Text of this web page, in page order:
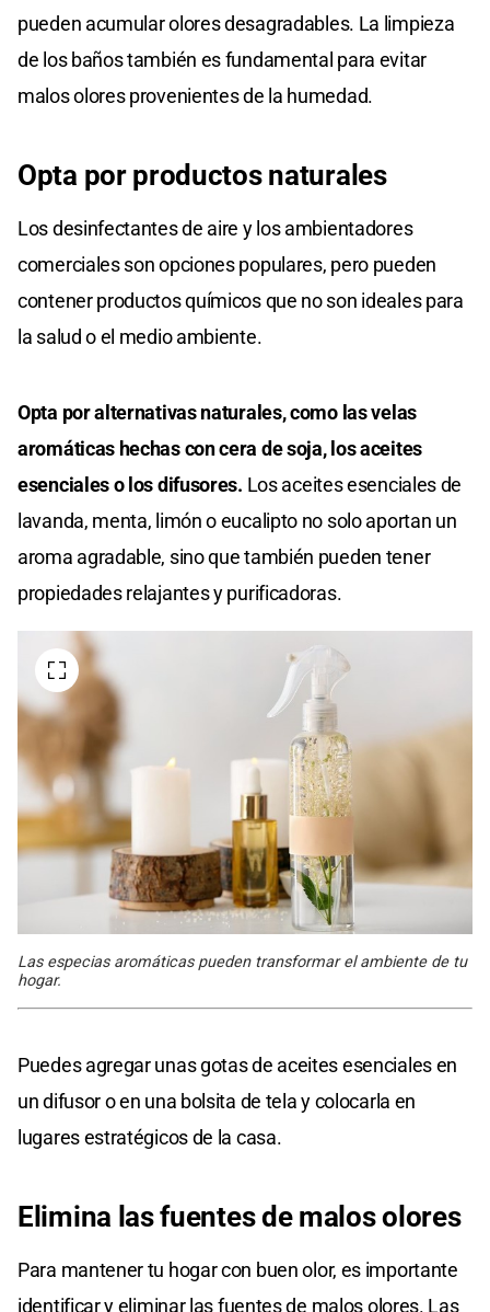
pueden acumular olores desagradables. La limpieza
de los baños también es fundamental para evitar
malos olores provenientes de la humedad.
Opta por productos naturales
Los desinfectantes de aire y los ambientadores
comerciales son opciones populares, pero pueden
contener productos químicos que no son ideales para
la salud o el medio ambiente.
Opta por alternativas naturales, como las velas
aromáticas hechas con cera de soja, los aceites
esenciales o los difusores. Los aceites esenciales de
lavanda, menta, limón o eucalipto no solo aportan un
aroma agradable, sino que también pueden tener
propiedades relajantes y purificadoras.
Las especias aromáticas pueden transformar el ambiente de tu
hogar.
Puedes agregar unas gotas de aceites esenciales en
un difusor o en una bolsita de tela y colocarla en
lugares estratégicos de la casa.
Elimina las fuentes de malos olores
Para mantener tu hogar con buen olor, es importante
identificar y eliminar las fuentes de malos olores. Las